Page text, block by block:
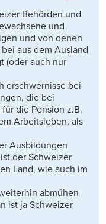
Behörden und
und
und von denen
aus dem Ausland
(oder auch nur
erschwernisse bei
die bei
die Pension z.B.
Arbeitsleben, als
Ausbildungen
der Schweizer
Land, wie auch im
abmühen
ist ja Schweizer